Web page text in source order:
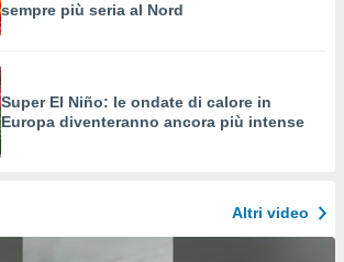
sempre più seria al Nord
Super El Niño: le ondate di calore in
Europa diventeranno ancora più intense
Altri video